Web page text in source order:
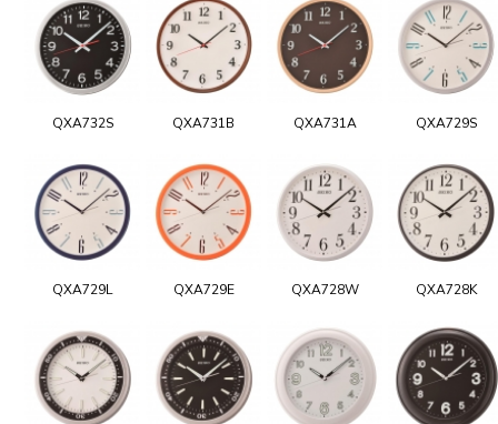
QXA732S QXA731B QXA731A QXA729S
QXA729L QXA729E QXA728W QXA728K